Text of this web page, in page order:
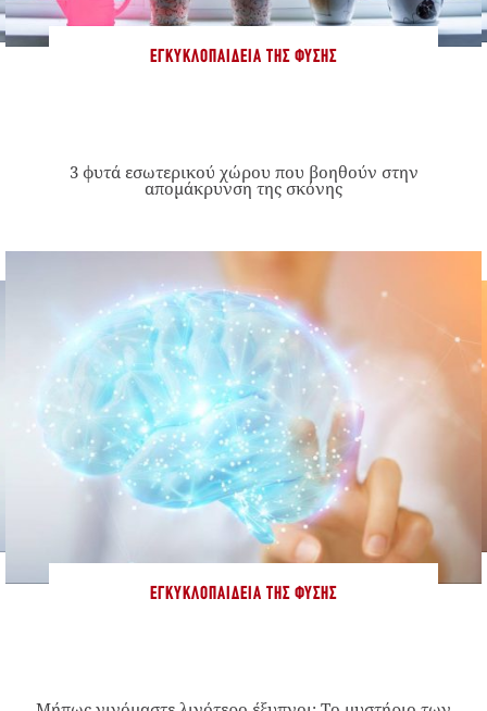
ΕΓΚΥΚΛΟΠΑΊΔΕΙΑ ΤΗΣ ΦΎΣΗΣ
3 φυτά εσωτερικού χώρου που βοηθούν στην
απομάκρυνση της σκόνης
ΕΓΚΥΚΛΟΠΑΊΔΕΙΑ ΤΗΣ ΦΎΣΗΣ